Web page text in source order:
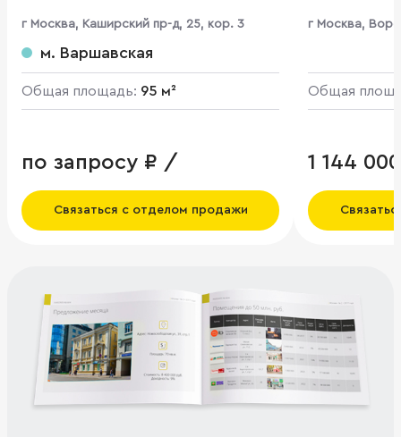
г Москва, Каширский пр-д, 25, кор. 3
м. Варшавская
Общая площадь: 95 м²
по запросу ₽ /
Связаться с отделом продажи
г Москва,
Общая
1 144